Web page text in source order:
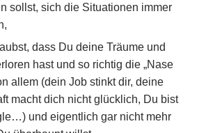
sollst, sich die Situationen immer
dass Du deine Träume und
hast und so richtig die „Nase
allem (dein Job stinkt dir, deine
macht dich nicht glücklich, Du bist
und eigentlich gar nicht mehr